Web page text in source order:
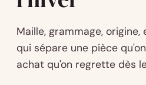
Maille, grammage,
qui sépare une pièce
achat qu'on regrette dès